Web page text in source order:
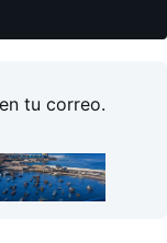
tu correo.